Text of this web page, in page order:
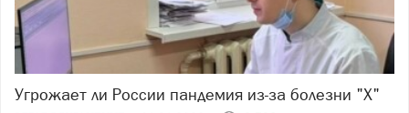
Угрожает ли России пандемия из-за болезни "X"